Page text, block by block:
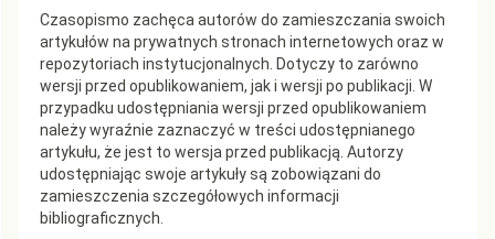
Czasopismo zachęca autorów do zamieszczania swoich
artykułów na prywatnych stronach internetowych oraz w
repozytoriach instytucjonalnych. Dotyczy to zarówno
wersji przed opublikowaniem, jak i wersji po publikacji. W
przypadku udostępniania wersji przed opublikowaniem
należy wyraźnie zaznaczyć w treści udostępnianego
artykułu, że jest to wersja przed publikacją. Autorzy
udostępniając swoje artykuły są zobowiązani do
zamieszczenia szczegółowych informacji
bibliograficznych.